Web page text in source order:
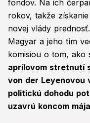
fondov. Na ich
rokov, takže
novej vlády
Magyar a jeho tím
komisiou o tom, ako
aprílovom stretnutí
von der Leyenovou
politickú dohodu
uzavrú koncom